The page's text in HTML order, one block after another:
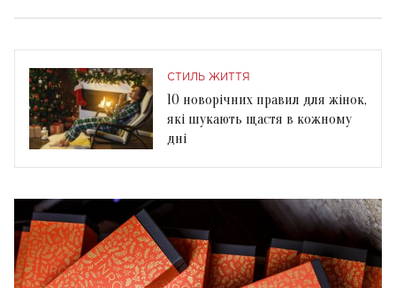
СТИЛЬ ЖИТТЯ
10 новорічних правил для жінок,
які шукають щастя в кожному
дні